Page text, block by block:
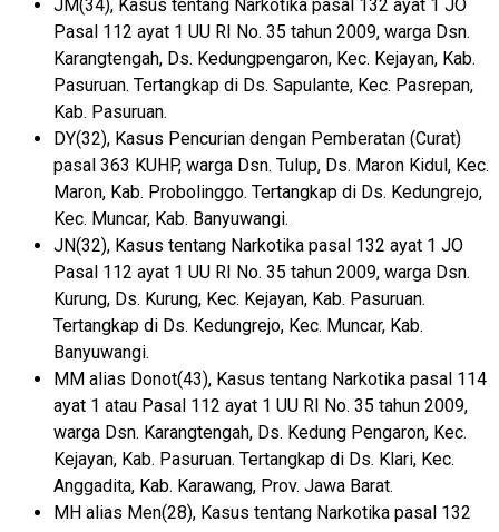
JM(34), Kasus tentang Narkotika pasal 132 ayat 1 JO
Pasal 112 ayat 1 UU RI No. 35 tahun 2009, warga Dsn.
Karangtengah, Ds. Kedungpengaron, Kec. Kejayan, Kab.
Pasuruan. Tertangkap di Ds. Sapulante, Kec. Pasrepan,
Kab. Pasuruan.
DY(32), Kasus Pencurian dengan Pemberatan (Curat)
pasal 363 KUHP, warga Dsn. Tulup, Ds. Maron Kidul, Kec.
Maron, Kab. Probolinggo. Tertangkap di Ds. Kedungrejo,
Kec. Muncar, Kab. Banyuwangi.
JN(32), Kasus tentang Narkotika pasal 132 ayat 1 JO
Pasal 112 ayat 1 UU RI No. 35 tahun 2009, warga Dsn.
Kurung, Ds. Kurung, Kec. Kejayan, Kab. Pasuruan.
Tertangkap di Ds. Kedungrejo, Kec. Muncar, Kab.
Banyuwangi.
MM alias Donot(43), Kasus tentang Narkotika pasal 114
ayat 1 atau Pasal 112 ayat 1 UU RI No. 35 tahun 2009,
warga Dsn. Karangtengah, Ds. Kedung Pengaron, Kec.
Kejayan, Kab. Pasuruan. Tertangkap di Ds. Klari, Kec.
Anggadita, Kab. Karawang, Prov. Jawa Barat.
MH alias Men(28), Kasus tentang Narkotika pasal 132